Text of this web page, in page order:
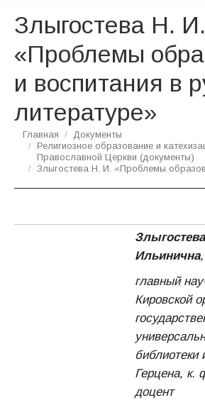
Злыгостева Н. И.
«Проблемы
и воспитания в
литературе»
Вы здесь:
Главная
Документы
Религиозное образование и
Православной Церкви (документы)
Злыгостева Н. И. «Проблемы
Ильинична,
главный
Кировской
Герцена, к.
доцент